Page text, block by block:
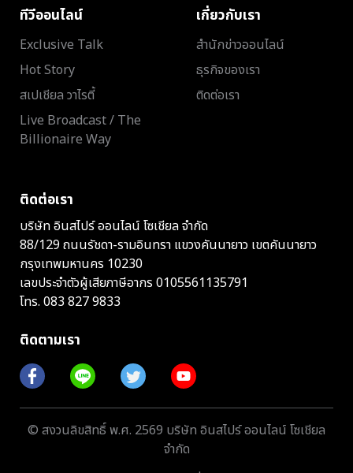
ทีวีออนไลน์
Exclusive Talk
Hot Story
สเปเชียล วาไรตี้
Live Broadcast / The
Billionaire Way
เกี่ยวกับเรา
สำนักข่าวออนไลน์
ธุรกิจของเรา
ติดต่อเรา
ติดต่อเรา
บริษัท อินสไปร์ ออนไลน์ โซเชียล จำกัด
88/129 ถนนรัชดา-รามอินทรา แขวงคันนายาว เขตคันนายาว
กรุงเทพมหานคร 10230
เลขประจำตัวผู้เสียภาษีอากร 0105561135791
โทร. 083 827 9833
ติดตามเรา
© สงวนลิขสิทธิ์ พ.ศ. 2569 บริษัท อินสไปร์ ออนไลน์ โซเชียล
จำกัด